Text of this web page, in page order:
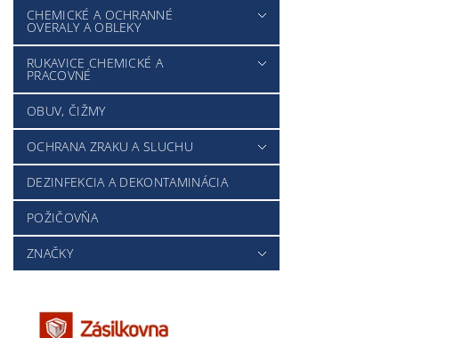
CHEMICKÉ A OCHRANNÉ
OVERALY A OBLEKY
RUKAVICE CHEMICKÉ A
PRACOVNÉ
OBUV, ČIŽMY
OCHRANA ZRAKU A SLUCHU
DEZINFEKCIA A DEKONTAMINÁCIA
POŽIČOVŇA
ZNAČKY